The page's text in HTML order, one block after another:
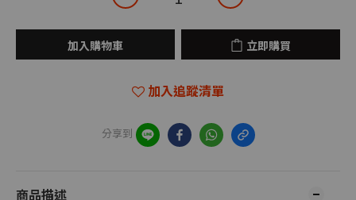
加入購物車 立即購買
加入追蹤清單
分享到
商品描述